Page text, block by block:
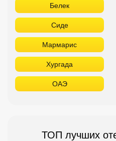
Белек
Сиде
Мармарис
Хургада
ОАЭ
ТОП лучших